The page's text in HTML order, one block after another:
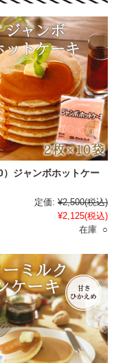
）ジャンボホットケー
定価: ¥2,500(税込)
¥2,125(税込)
在庫 ○